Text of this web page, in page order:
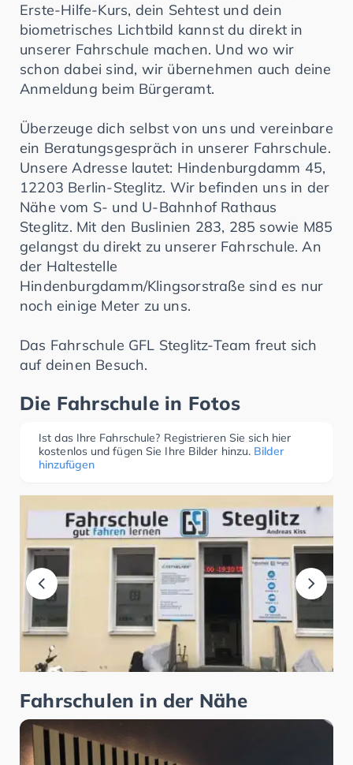
Erste-Hilfe-Kurs, dein Sehtest und dein
biometrisches Lichtbild kannst du direkt in
unserer Fahrschule machen. Und wo wir
schon dabei sind, wir übernehmen auch deine
Anmeldung beim Bürgeramt.
Überzeuge dich selbst von uns und vereinbare
ein Beratungsgespräch in unserer Fahrschule.
Unsere Adresse lautet: Hindenburgdamm 45,
12203 Berlin-Steglitz. Wir befinden uns in der
Nähe vom S- und U-Bahnhof Rathaus
Steglitz. Mit den Buslinien 283, 285 sowie M85
gelangst du direkt zu unserer Fahrschule. An
der Haltestelle
Hindenburgdamm/Klingsorstraße sind es nur
noch einige Meter zu uns.
Das Fahrschule GFL Steglitz-Team freut sich
auf deinen Besuch.
Die Fahrschule in Fotos
Ist das Ihre Fahrschule? Registrieren Sie sich hier
kostenlos und fügen Sie Ihre Bilder hinzu. Bilder
hinzufügen
Fahrschulen in der Nähe